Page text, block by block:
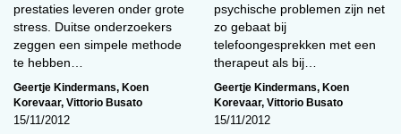
prestaties leveren onder grote
stress. Duitse onderzoekers
zeggen een simpele methode
te hebben…
Geertje Kindermans, Koen
Korevaar, Vittorio Busato
15/11/2012
psychische problemen zijn net
zo gebaat bij
telefoongesprekken met een
therapeut als bij…
Geertje Kindermans, Koen
Korevaar, Vittorio Busato
15/11/2012